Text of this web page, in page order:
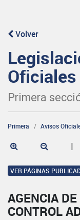
Volver
Oficiales
Primera
Primera Avisos
|
VER PÁGINAS
AGENCIA
CONTROL